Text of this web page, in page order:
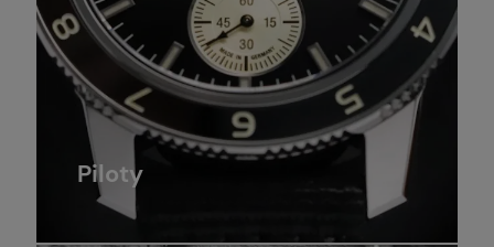
Piloty